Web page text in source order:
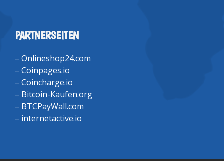
PARTNERSEITEN
– Onlineshop24.com
– Coinpages.io
– Coincharge.io
– Bitcoin-Kaufen.org
– BTCPayWall.com
– internetactive.io